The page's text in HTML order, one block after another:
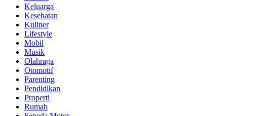
Keluarga
Kesehatan
Kuliner
Lifestyle
Mobil
Musik
Olahraga
Otomotif
Parenting
Pendidikan
Properti
Rumah